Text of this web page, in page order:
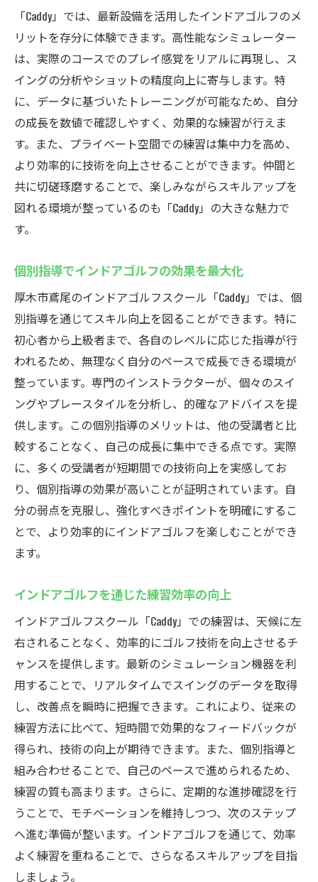
快適な時間にインドアゴルフを体験
厚木市鳶尾のインドアゴルフスクールcaddyを体
験しよう
caddyでの特別なインドアゴルフ体験
caddyの魅力をインドアゴルフで実感
caddyでの新たなインドアゴルフに挑戦
caddyを選ぶ理由はインドアゴルフにあり
caddyでインドアゴルフをもっと楽しく
caddyのインドアゴルフで新発見
個室で快適なインドアゴルフ練習
プライベート空間でインドアゴルフを満喫
集中できるプライベートゴルフ環境
プライベートな空間でのインドアゴルフ
静かで集中できるインドアゴルフの場
プライベートを重視したインドアゴルフ
厚木市鳶尾のシミュレーションゴルフで効率的
に練習
効率的な練習を実現するシミュレーション
シミュレーションで効率良く技術向上
シミュレーションを活用した練習法
シミュレーションでの効率的な練習
シミュレーション練習で時間を有効活用
インドアゴルフで最先端技術を体験
最新技術を駆使したインドアゴルフ
技術革新を感じるインドアゴルフ
新技術で進化するインドアゴルフ体験
インドアゴルフで技術の新境地を開く
技術の進化をインドアゴルフで実感
厚木市鳶尾のインドアゴルフスクールcaddyでゴ
ルフを楽しむ
caddyでインドアゴルフの新境地を
caddyでのインドアゴルフを堪能
caddyでインドアゴルフを楽しむ秘訣
「Caddy」では、最新設備を活用したインドアゴルフのメ
リットを存分に体験できます。高性能なシミュレーター
は、実際のコースでのプレイ感覚をリアルに再現し、ス
イングの分析やショットの精度向上に寄与します。特
に、データに基づいたトレーニングが可能なため、自分
の成長を数値で確認しやすく、効果的な練習が行えま
す。また、プライベート空間での練習は集中力を高め、
より効率的に技術を向上させることができます。仲間と
共に切磋琢磨することで、楽しみながらスキルアップを
図れる環境が整っているのも「Caddy」の大きな魅力で
す。
個別指導でインドアゴルフの効果を最大化
厚木市鳶尾のインドアゴルフスクール「Caddy」では、個
別指導を通じてスキル向上を図ることができます。特に
初心者から上級者まで、各自のレベルに応じた指導が行
われるため、無理なく自分のペースで成長できる環境が
整っています。専門のインストラクターが、個々のスイ
ングやプレースタイルを分析し、的確なアドバイスを提
供します。この個別指導のメリットは、他の受講者と比
較することなく、自己の成長に集中できる点です。実際
に、多くの受講者が短期間での技術向上を実感してお
り、個別指導の効果が高いことが証明されています。自
分の弱点を克服し、強化すべきポイントを明確にするこ
とで、より効率的にインドアゴルフを楽しむことができ
ます。
インドアゴルフを通じた練習効率の向上
インドアゴルフスクール「Caddy」での練習は、天候に左
右されることなく、効率的にゴルフ技術を向上させるチ
ャンスを提供します。最新のシミュレーション機器を利
用することで、リアルタイムでスイングのデータを取得
し、改善点を瞬時に把握できます。これにより、従来の
練習方法に比べて、短時間で効果的なフィードバックが
得られ、技術の向上が期待できます。また、個別指導と
組み合わせることで、自己のペースで進められるため、
練習の質も高まります。さらに、定期的な進捗確認を行
うことで、モチベーションを維持しつつ、次のステップ
へ進む準備が整います。インドアゴルフを通じて、効率
よく練習を重ねることで、さらなるスキルアップを目指
しましょう。